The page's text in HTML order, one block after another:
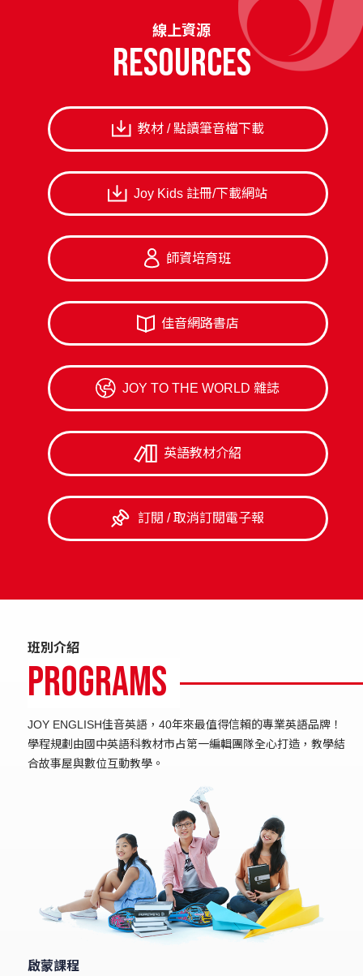
線上資源
resources
教材 / 點讀筆音檔下載
Joy Kids 註冊/下載網站
師資培育班
佳音網路書店
JOY TO THE WORLD 雜誌
英語教材介紹
訂閱 / 取消訂閱電子報
班別介紹
Programs
JOY ENGLISH佳音英語，40年來最值得信賴的專業英語品牌！
學程規劃由國中英語科教材市占第一編輯團隊全心打造，教學結
合故事屋與數位互動教學。
啟蒙課程